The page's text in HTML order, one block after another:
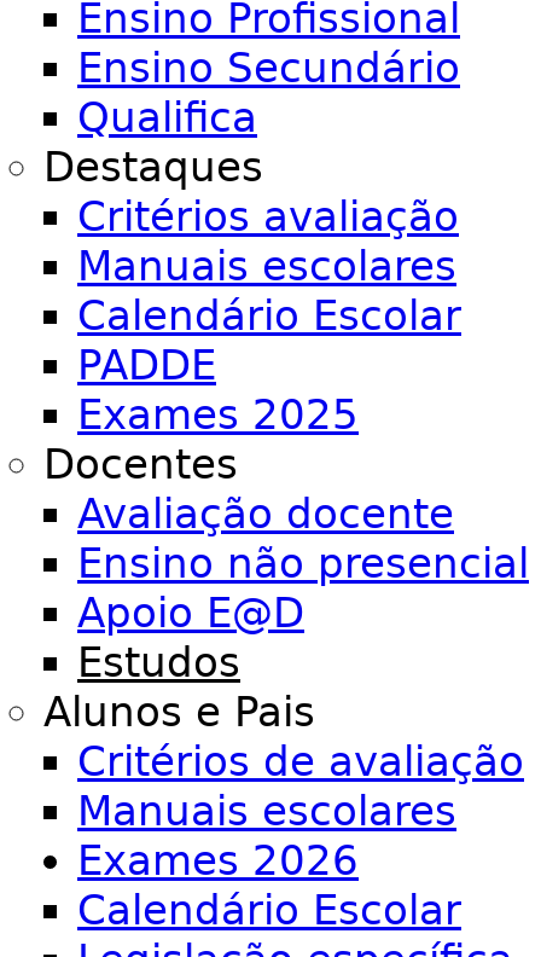
Ensino Profissional
Ensino Secundário
Qualifica
Destaques
Critérios avaliação
Manuais escolares
Calendário Escolar
PADDE
Exames 2025
Docentes
Avaliação docente
Ensino não presencial
Apoio E@D
Estudos
Alunos e Pais
Critérios de avaliação
Manuais escolares
Exames 2026
Calendário Escolar